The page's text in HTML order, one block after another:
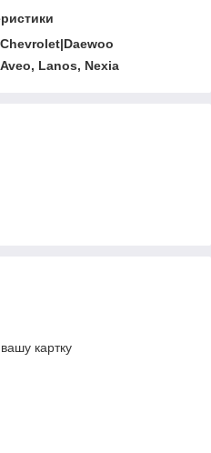
Chevrolet|Daewoo
Aveo, Lanos, Nexia
картку